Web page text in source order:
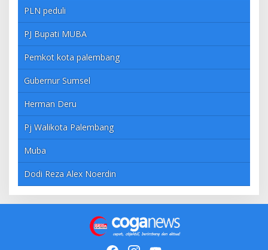
PLN peduli
PJ Bupati MUBA
Pemkot kota palembang
Gubernur Sumsel
Herman Deru
Pj Walikota Palembang
Muba
Dodi Reza Alex Noerdin